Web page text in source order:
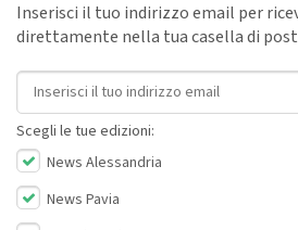
Inserisci il tuo indirizzo email per
direttamente nella tua casella di
Indirizzo email
Scegli le tue edizioni:
News Alessandria
News Pavia